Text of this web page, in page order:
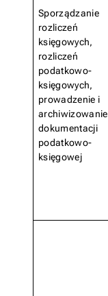
Sporządzanie
rozliczeń
księgowych,
rozliczeń
podatkowo-
księgowych,
prowadzenie i
archiwizowanie
dokumentacji
podatkowo-
księgowej